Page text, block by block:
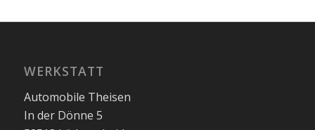
WERKSTATT
Automobile Theisen
In der Dönne 5